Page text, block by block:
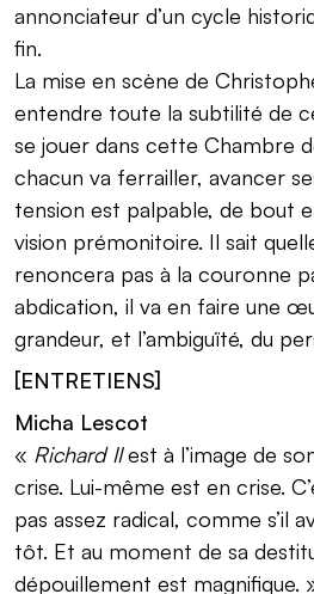
annonciateur d’un cycle
fin.
La mise en scène de
entendre toute la subtilité de
se jouer dans cette Chambre
chacun va ferrailler, avancer
tension est palpable, de bout
vision prémonitoire. Il sait
renoncera pas à la couronne
abdication, il va en faire une
grandeur, et l’ambiguïté, du
[ENTRETIENS]
Micha Lescot
« Richard IIest à l’image de
crise. Lui-même est en crise.
pas assez radical, comme s’il
tôt. Et au moment de sa
dépouillement est magnifique.